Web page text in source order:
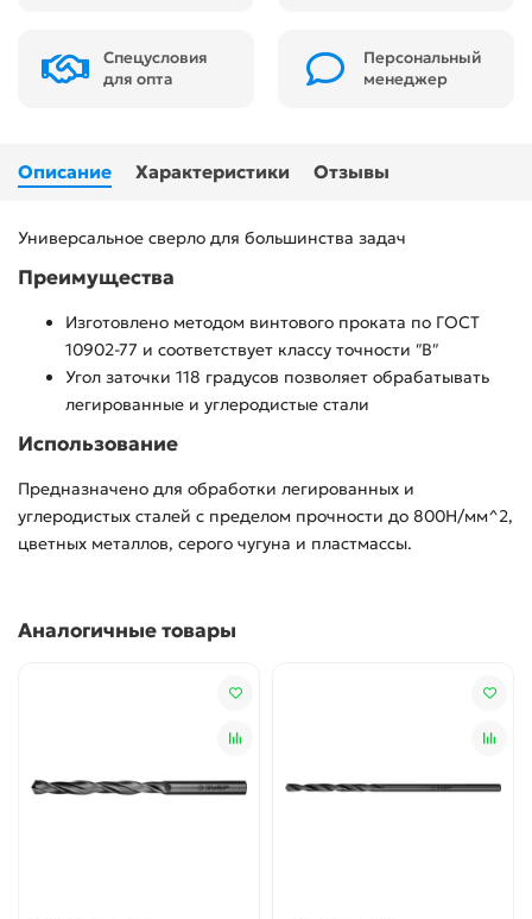
Спецусловия
для опта
Персональный
менеджер
Описание Характеристики Отзывы
Универсальное сверло для большинства задач
Преимущества
Изготовлено методом винтового проката по ГОСТ
10902-77 и соответствует классу точности ″В″
Угол заточки 118 градусов позволяет обрабатывать
легированные и углеродистые стали
Использование
Предназначено для обработки легированных и
углеродистых сталей с пределом прочности до 800Н/мм^2,
цветных металлов, серого чугуна и пластмассы.
Аналогичные товары